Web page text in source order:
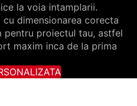
la voia intamplarii.
cu dimensionarea corecta
pentru proiectul tau, astfel
maxim inca de la prima